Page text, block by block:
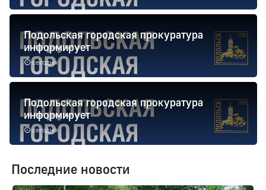
сегодня
Подольская городская прокуратура
информирует
сегодня
Подольская городская прокуратура
информирует
Последние новости